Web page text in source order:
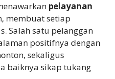
pelayanan
membuat setiap
Salah satu pelanggan
positifnya dengan
sekaligus
baiknya sikap tukang